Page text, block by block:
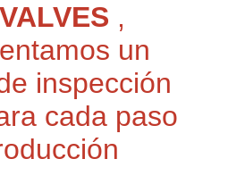
,
un
inspección
cada paso